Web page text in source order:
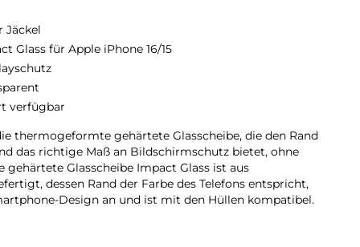
Jäckel
Glass für Apple iPhone 16/15
verfügbar
thermogeformte gehärtete Glasscheibe, die den Rand
das richtige Maß an Bildschirmschutz bietet, ohne
gehärtete Glasscheibe Impact Glass ist aus
dessen Rand der Farbe des Telefons entspricht,
Design an und ist mit den Hüllen kompatibel.